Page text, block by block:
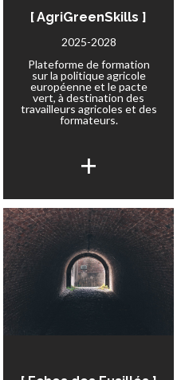
[ AgriGreenSkills ]
2025-2028
Plateforme de formation
sur la politique agricole
européenne et le pacte
vert, à destination des
travailleurs agricoles et des
formateurs.
+